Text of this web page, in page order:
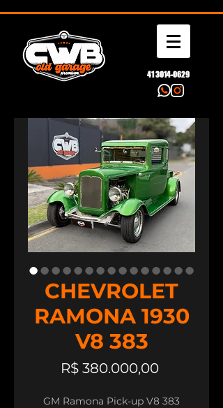
41 3014-0629
CHEVROLET
RAMONA 1930
V8 383
R$ 380.000,00Preço
GM Ramona Pick-up V8 383